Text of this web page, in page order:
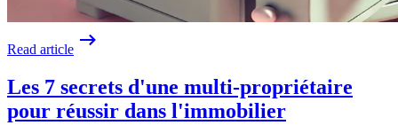
Read article
Les 7 secrets d'une multi-propriétaire
pour réussir dans l'immobilier